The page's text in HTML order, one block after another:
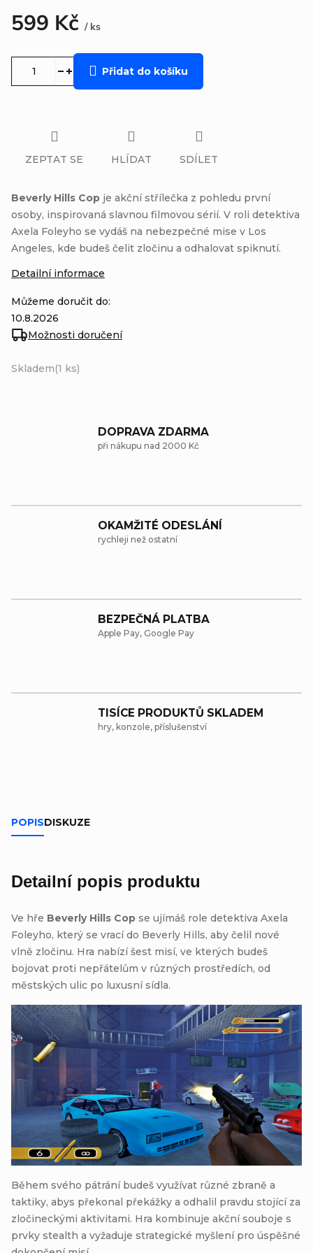
599 Kč / ks
Skladem(1 ks)
Můžeme doručit do:
10.8.2026
Možnosti doručení
Přidat do košíku
Beverly Hills Cop je akční střílečka z pohledu první
osoby, inspirovaná slavnou filmovou sérií. V roli detektiva
Axela Foleyho se vydáš na nebezpečné mise v Los
Angeles, kde budeš čelit zločinu a odhalovat spiknutí.
Detailní informace
ZEPTAT SE HLÍDAT SDÍLET
DOPRAVA ZDARMA
při nákupu nad 2000 Kč
OKAMŽITÉ ODESLÁNÍ
rychleji než ostatní
BEZPEČNÁ PLATBA
Apple Pay, Google Pay
TISÍCE PRODUKTŮ SKLADEM
hry, konzole, příslušenství
POPISDISKUZE
Detailní popis produktu
Ve hře Beverly Hills Cop se ujímáš role detektiva Axela
Foleyho, který se vrací do Beverly Hills, aby čelil nové
vlně zločinu. Hra nabízí šest misí, ve kterých budeš
bojovat proti nepřátelům v různých prostředích, od
městských ulic po luxusní sídla.
Během svého pátrání budeš využívat různé zbraně a
taktiky, abys překonal překážky a odhalil pravdu stojící za
zločineckými aktivitami. Hra kombinuje akční souboje s
prvky stealth a vyžaduje strategické myšlení pro úspěšné